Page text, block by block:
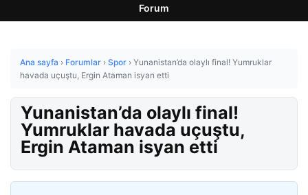
Forum
Ana sayfa › Forumlar › Spor › Yunanistan’da olaylı final! Yumruklar
havada uçuştu, Ergin Ataman isyan etti
Yunanistan’da olaylı final!
Yumruklar havada uçuştu,
Ergin Ataman isyan etti